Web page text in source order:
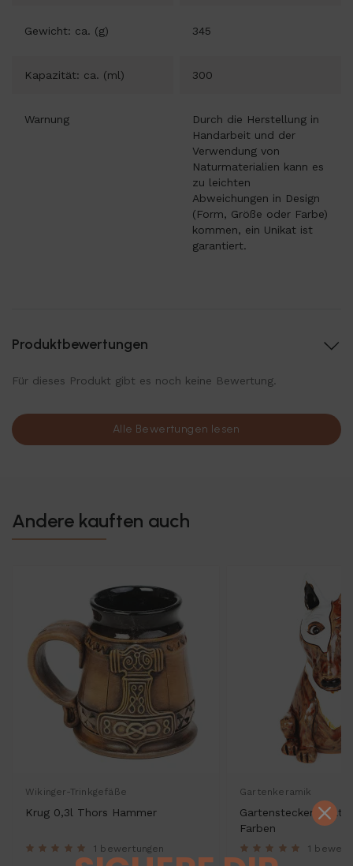
Gewicht: ca. (g) 345
Kapazität: ca. (ml) 300
Warnung
Durch die Herstellung in
Handarbeit und der
Verwendung von
Naturmaterialien kann es
zu leichten
Abweichungen in Design
(Form, Größe oder Farbe)
kommen, ein Unikat ist
garantiert.
Produktbewertungen
Für dieses Produkt gibt es noch keine Bewertung.
Alle Bewertungen lesen
Andere kauften auch
Wikinger-Trinkgefäße
Krug 0,3l Thors Hammer
1 bewertungen
Gartenkeramik
Gartenstecker
Farben
1